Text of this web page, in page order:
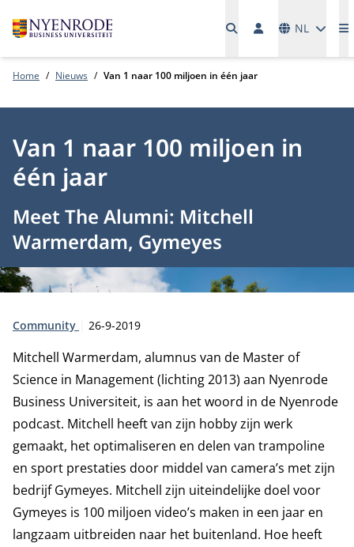
NL
Home Nieuws Van 1 naar 100 miljoen in één jaar
Van 1 naar 100 miljoen in
één jaar
Meet The Alumni: Mitchell
Warmerdam, Gymeyes
Type:
Community Publicatiedatum:
26-9-2019
Mitchell Warmerdam, alumnus van de Master of
Science in Management (lichting 2013) aan Nyenrode
Business Universiteit, is aan het woord in de Nyenrode
podcast. Mitchell heeft van zijn hobby zijn werk
gemaakt, het optimaliseren en delen van trampoline
en sport prestaties door middel van camera’s met zijn
bedrijf Gymeyes. Mitchell zijn uiteindelijke doel voor
Gymeyes is 100 miljoen video’s maken in een jaar en
langzaam uitbreiden naar het buitenland. Hoe heeft